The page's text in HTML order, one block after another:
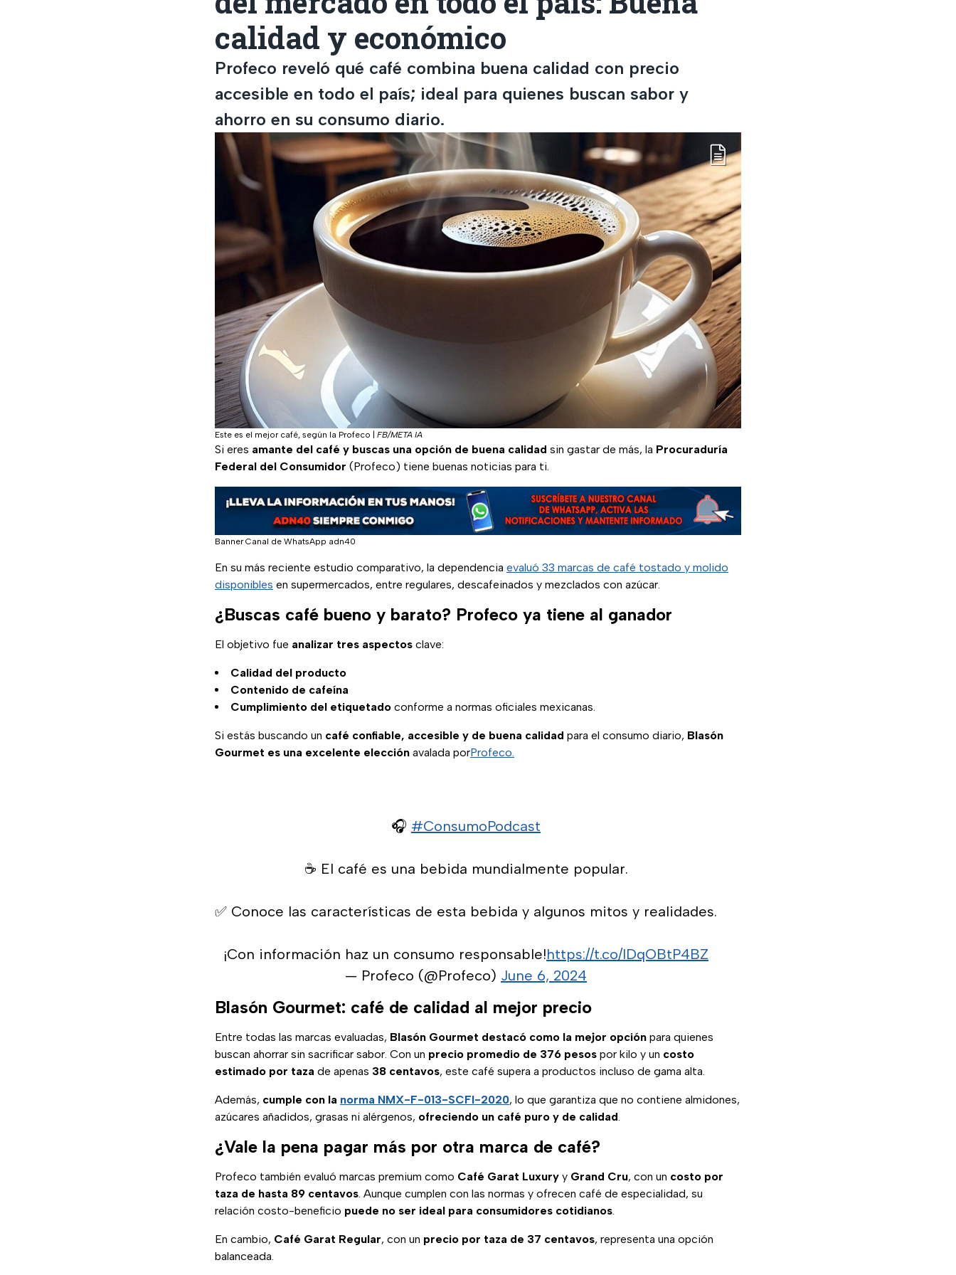
calidad y económico
Profeco reveló qué café combina buena calidad con precio
accesible en todo el país; ideal para quienes buscan sabor y
ahorro en su consumo diario.
Este es el mejor café, según la Profeco FB/META IA
Si eres amante del café y buscas una opción de buena calidad sin gastar de más, la Procuraduría
Federal del Consumidor (Profeco) tiene buenas noticias para ti.
Banner Canal de WhatsApp adn40
En su más reciente estudio comparativo, la dependencia evaluó 33 marcas de café tostado y molido
disponibles (se abre en nueva pestaña)
en supermercados, entre regulares, descafeinados y mezclados con azúcar.
¿Buscas café bueno y barato? Profeco ya tiene al ganador
El objetivo fue analizar tres aspectos clave:
Calidad del producto
Contenido de cafeína
Cumplimiento del etiquetado conforme a normas oficiales mexicanas.
Si estás buscando un café confiable, accesible y de buena calidad para el consumo diario, Blasón
Gourmet es una excelente elección avalada porProfeco.
🎧 #ConsumoPodcast
☕ El café es una bebida mundialmente popular.
✅ Conoce las características de esta bebida y algunos mitos y realidades.
¡Con información haz un consumo responsable!https://t.co/lDqOBtP4BZ
— Profeco (@Profeco) June 6, 2024
Blasón Gourmet: café de calidad al mejor precio
Entre todas las marcas evaluadas, Blasón Gourmet destacó como la mejor opción para quienes
buscan ahorrar sin sacrificar sabor. Con un precio promedio de 376 pesos por kilo y un costo
estimado por taza de apenas 38 centavos, este café supera a productos incluso de gama alta.
Además, cumple con la norma NMX-F-013-SCFI-2020, lo que garantiza que no contiene almidones,
azúcares añadidos, grasas ni alérgenos, ofreciendo un café puro y de calidad.
¿Vale la pena pagar más por otra marca de café?
Profeco también evaluó marcas premium como Café Garat Luxury y Grand Cru, con un costo por
taza de hasta 89 centavos. Aunque cumplen con las normas y ofrecen café de especialidad, su
relación costo-beneficio puede no ser ideal para consumidores cotidianos.
En cambio, Café Garat Regular, con un precio por taza de 37 centavos, representa una opción
balanceada.